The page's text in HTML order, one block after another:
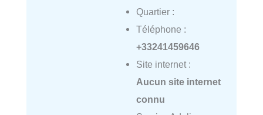
Quartier :
Téléphone :
+33241459646
Site internet :
Aucun site internet
connu